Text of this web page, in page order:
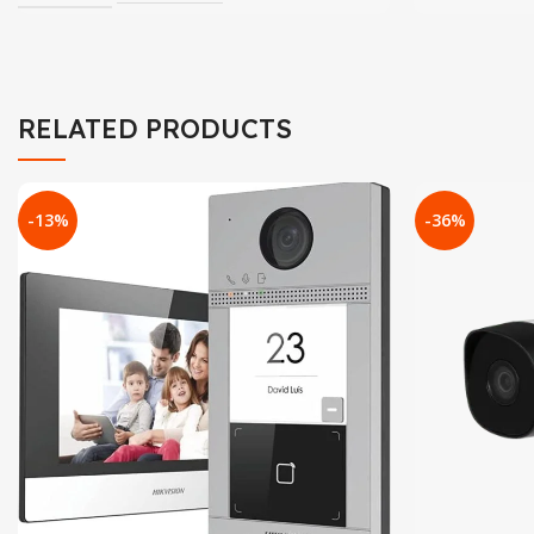
RELATED PRODUCTS
-13% -36%